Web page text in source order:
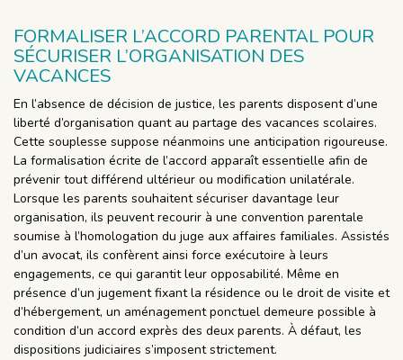
FORMALISER L’ACCORD PARENTAL POUR
SÉCURISER L’ORGANISATION DES
VACANCES
En l’absence de décision de justice, les parents disposent d’une
liberté d’organisation quant au partage des vacances scolaires.
Cette souplesse suppose néanmoins une anticipation rigoureuse.
La formalisation écrite de l’accord apparaît essentielle afin de
prévenir tout différend ultérieur ou modification unilatérale.
Lorsque les parents souhaitent sécuriser davantage leur
organisation, ils peuvent recourir à une convention parentale
soumise à l’homologation du juge aux affaires familiales. Assistés
d’un avocat, ils confèrent ainsi force exécutoire à leurs
engagements, ce qui garantit leur opposabilité. Même en
présence d’un jugement fixant la résidence ou le droit de visite et
d’hébergement, un aménagement ponctuel demeure possible à
condition d’un accord exprès des deux parents. À défaut, les
dispositions judiciaires s’imposent strictement.